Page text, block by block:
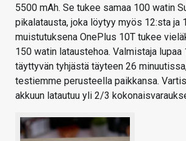
5500 mAh. Se tukee samaa 100 watin
pikalatausta, joka löytyy myös 12:sta ja
muistutuksena OnePlus 10T tukee
150 watin lataustehoa. Valmistaja lupaa
täyttyvän tyhjästä täyteen 26
testiemme perusteella paikkansa.
akkuun latautuu yli 2/3